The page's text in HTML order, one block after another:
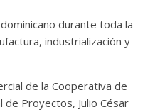
durante toda la
industrialización y
de la Cooperativa de
de Proyectos, Julio César